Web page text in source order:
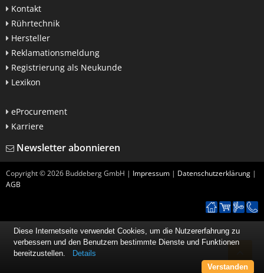
Kontakt
Rührtechnik
Hersteller
Reklamationsmeldung
Registrierung als Neukunde
Lexikon
eProcurement
Karriere
Newsletter abonnieren
Copyright ©2026 Buddeberg GmbH | Impressum | Datenschutzerklärung |
AGB
Diese Internetseite verwendet Cookies, um die Nutzererfahrung zu
verbessern und den Benutzern bestimmte Dienste und Funktionen
bereitzustellen.
Details
Verstanden